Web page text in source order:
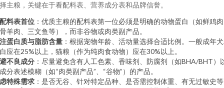
主粮，关键在于看配料表、营养成分表和品牌信誉。
料表首位 ：优质主粮的配料表第一位必须是明确的动物蛋白（如鲜鸡
羊肉、三文鱼等），而非谷物或肉类副产品。
蛋白质与脂肪含量 ：根据宠物年龄、活动量选择合适比例。一般成年
应在25%以上，猫粮（作为纯肉食动物）应在30%以上。
不良成分 ：尽量避免含有人工色素、香味剂、防腐剂（如BHA/BHT）
分表述模糊（如“肉类副产品”、“谷物”）的产品。
特殊需求 ：是否无谷、针对特定品种、是否需控制体重、有无过敏史